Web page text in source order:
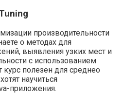
производительности
о методах для
выявления узких мест и
с использованием
полезен для среднео
научиться
приложения.